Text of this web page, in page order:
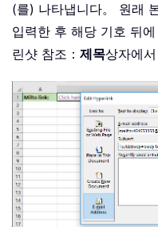
(를) 나타냅니다。 원래
입력한 후 해당 기호 뒤
린샷 참조： 제목상자에서